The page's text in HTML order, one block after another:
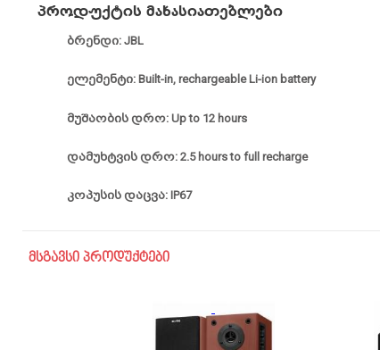
პროდუქტის მახასიათებლები
ბრენდი: JBL
ელემენტი: Built-in, rechargeable Li-ion battery
მუშაობის დრო: Up to 12 hours
დამუხტვის დრო: 2.5 hours to full recharge
კოპუსის დაცვა: IP67
მსგავსი პროდუქტები